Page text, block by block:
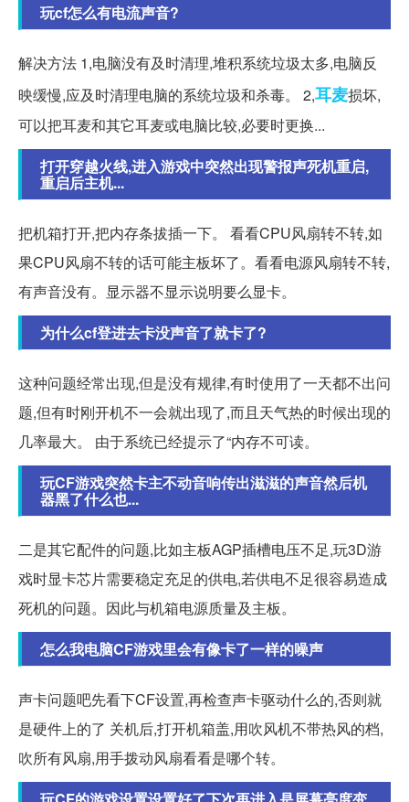
玩cf怎么有电流声音?
解决方法 1,电脑没有及时清理,堆积系统垃圾太多,电脑反
映缓慢,应及时清理电脑的系统垃圾和杀毒。 2,耳麦损坏,
可以把耳麦和其它耳麦或电脑比较,必要时更换...
打开穿越火线,进入游戏中突然出现警报声死机重启,
重启后主机...
把机箱打开,把内存条拔插一下。 看看CPU风扇转不转,如
果CPU风扇不转的话可能主板坏了。看看电源风扇转不转,
有声音没有。显示器不显示说明要么显卡。
为什么cf登进去卡没声音了就卡了?
这种问题经常出现,但是没有规律,有时使用了一天都不出问
题,但有时刚开机不一会就出现了,而且天气热的时候出现的
几率最大。 由于系统已经提示了“内存不可读。
玩CF游戏突然卡主不动音响传出滋滋的声音然后机
器黑了什么也...
二是其它配件的问题,比如主板AGP插槽电压不足,玩3D游
戏时显卡芯片需要稳定充足的供电,若供电不足很容易造成
死机的问题。因此与机箱电源质量及主板。
怎么我电脑CF游戏里会有像卡了一样的噪声
声卡问题吧先看下CF设置,再检查声卡驱动什么的,否则就
是硬件上的了 关机后,打开机箱盖,用吹风机不带热风的档,
吹所有风扇,用手拨动风扇看看是哪个转。